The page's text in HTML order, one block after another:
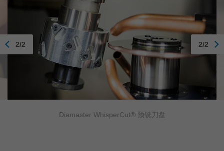
Diamaster WhisperCut® 预铣刀盘
2/2 2/2